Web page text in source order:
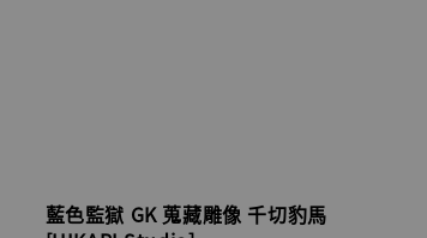
藍色監獄 GK 蒐藏雕像 千切豹馬